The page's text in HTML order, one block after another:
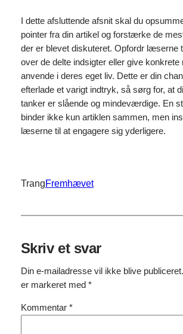
I dette afsluttende afsnit skal du
pointer fra din artikel og forstærke de
der er blevet diskuteret. Opfordr læserne
over de delte indsigter eller give konkrete
anvende i deres eget liv. Dette er din
efterlade et varigt indtryk, så sørg for, at
tanker er slående og mindeværdige. En
binder ikke kun artiklen sammen, men
læserne til at engagere sig yderligere.
TrangFremhævet
Skriv et svar
Din e-mailadresse vil ikke blive publiceret.
er markeret med *
Kommentar *